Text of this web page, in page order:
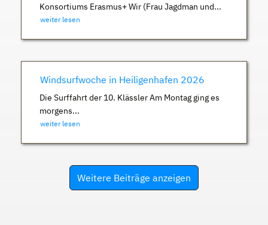
Konsortiums Erasmus+ Wir (Frau Jagdman und...
weiter lesen
Windsurfwoche in Heiligenhafen 2026
Die Surffahrt der 10. Klässler Am Montag ging es
morgens...
weiter lesen
Weitere Beiträge anzeigen